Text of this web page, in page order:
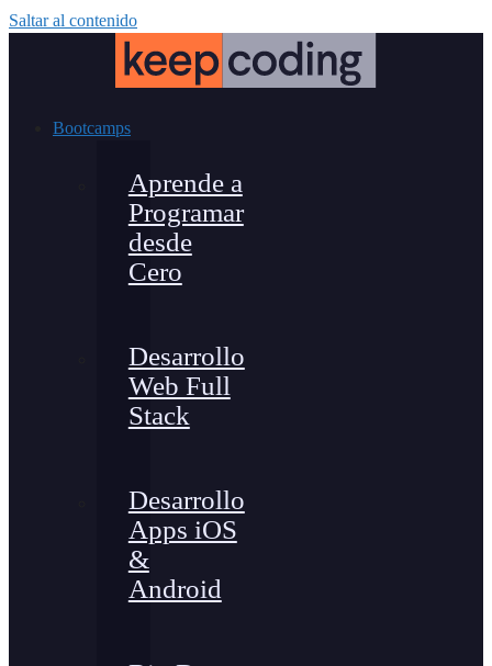
Saltar al contenido
Bootcamps
Aprende a
Programar
desde
Cero
Desarrollo
Web Full
Stack
Desarrollo
Apps iOS
&
Android